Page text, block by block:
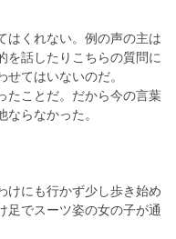
くれない。例の声の主は
を話したりこちらの質問に
てはいないのだ。
たことだ。だから今の言葉
らなかった。
にも行かず少し歩き始め
足でスーツ姿の女の子が通